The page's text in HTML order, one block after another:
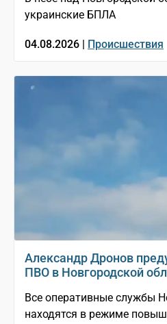
украинские БПЛА
04.08.2026 | Происшествия
Александр Дронов
ПВО в Новгородской
Все оперативные службы
находятся в режиме